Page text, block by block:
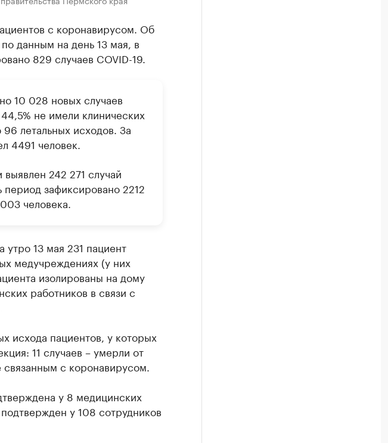
с коронавирусом. Об
данным на день 13 мая, в
829 случаев COVID-19.
10 028 новых случаев
не имели клинических
летальных исходов. За
4491 человек.
242 271 случай
зафиксировано 2212
человека.
13 мая 231 пациент
медучреждениях (у них
изолированы на дому
работников в связи с
исхода пациентов, у которых
11 случаев – умерли от
с коронавирусом.
у 8 медицинских
у 108 сотрудников